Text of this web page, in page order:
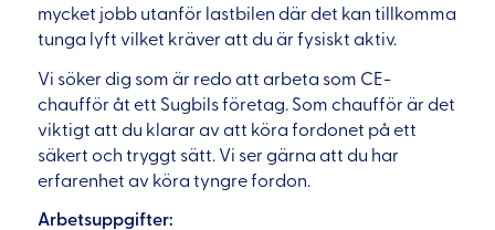
mycket jobb utanför lastbilen där det kan tillkomma
tunga lyft vilket kräver att du är fysiskt aktiv.
Vi söker dig som är redo att arbeta som CE-
chaufför åt ett Sugbils företag. Som chaufför är det
viktigt att du klarar av att köra fordonet på ett
säkert och tryggt sätt. Vi ser gärna att du har
erfarenhet av köra tyngre fordon.
Arbetsuppgifter: